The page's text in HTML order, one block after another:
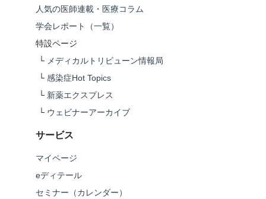
人気の医師連載・医療コラム
学会レポート（一覧）
特設ページ
└ メディカルトリビューン情報局
└ 感染症Hot Topics
└ 新薬エクスプレス
└ ウェビナーアーカイブ
サービス
マイページ
eディテール
セミナー（カレンダー）